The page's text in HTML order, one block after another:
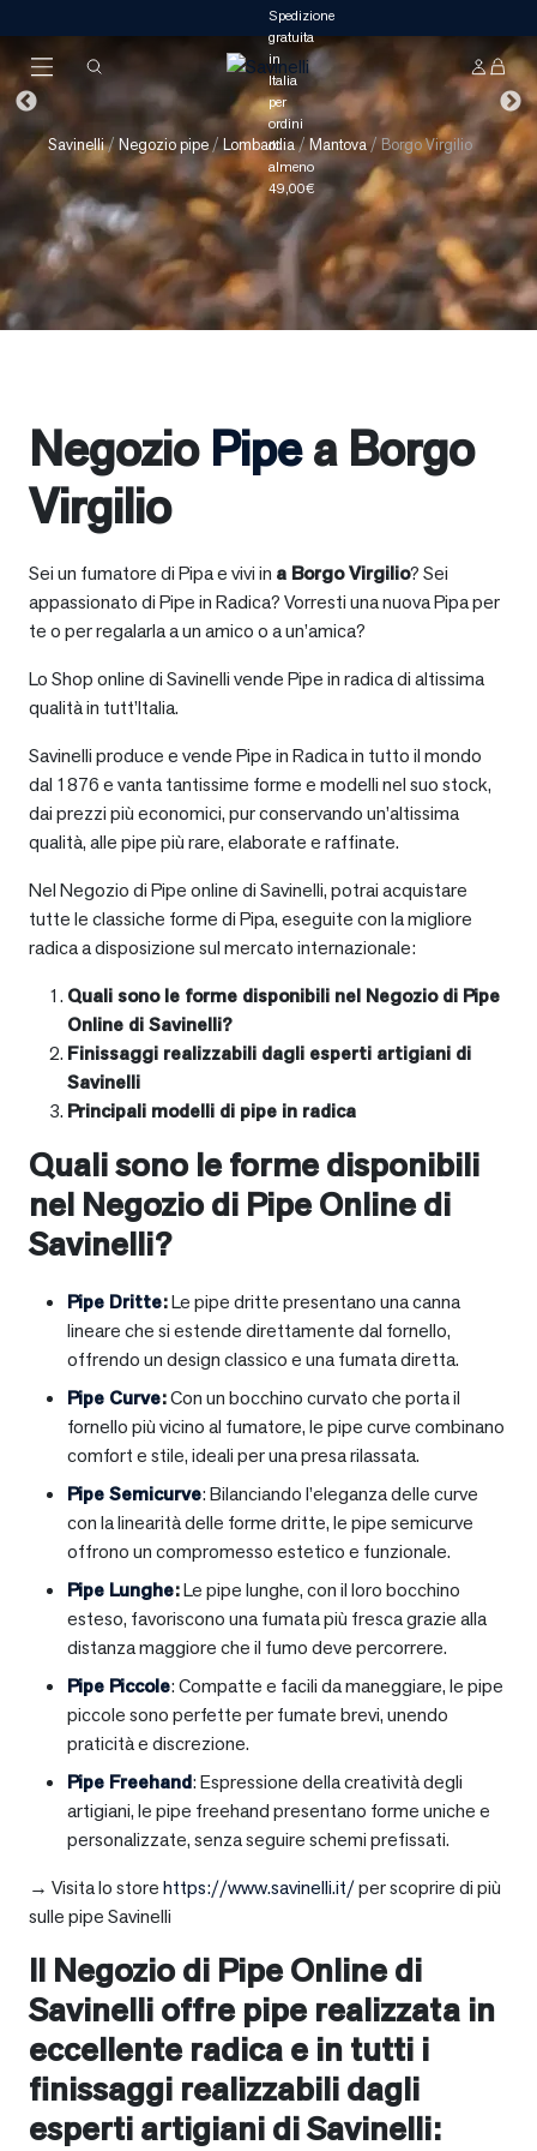
Savinelli/ Negozio pipe/Lombardia/Mantova/Borgo Virgilio
Negozio Pipea Borgo
Virgilio
Sei un fumatore di Pipa e vivi in a Borgo Virgilio? Sei
appassionato di Pipe in Radica? Vorresti una nuova Pipa per
te o per regalarla a un amico o a un’amica?
Lo Shop online di Savinelli vende Pipe in radica di altissima
qualità in tutt’Italia.
Savinelli produce e vende Pipe in Radica in tutto il mondo
dal 1876 e vanta tantissime forme e modelli nel suo stock,
dai prezzi più economici, pur conservando un’altissima
qualità, alle pipe più rare, elaborate e raffinate.
Nel Negozio di Pipe online di Savinelli, potrai acquistare
tutte le classiche forme di Pipa, eseguite con la migliore
radica a disposizione sul mercato internazionale:
Quali sono le forme disponibili nel Negozio di Pipe
Online di Savinelli?
Finissaggi realizzabili dagli esperti artigiani di
Savinelli
Principali modelli di pipe in radica
Quali sono le forme disponibili
nel Negozio di Pipe Online di
Savinelli?
Pipe Dritte:Le pipe dritte presentano una canna
lineare che si estende direttamente dal fornello,
offrendo un design classico e una fumata diretta.
Pipe Curve:Con un bocchino curvato che porta il
fornello più vicino al fumatore, le pipe curve combinano
comfort e stile, ideali per una presa rilassata.
Pipe Semicurve: Bilanciando l’eleganza delle curve
con la linearità delle forme dritte, le pipe semicurve
offrono un compromesso estetico e funzionale.
Pipe Lunghe:Le pipe lunghe, con il loro bocchino
esteso, favoriscono una fumata più fresca grazie alla
distanza maggiore che il fumo deve percorrere.
Pipe Piccole: Compatte e facili da maneggiare, le pipe
piccole sono perfette per fumate brevi, unendo
praticità e discrezione.
Pipe Freehand: Espressione della creatività degli
artigiani, le pipe freehand presentano forme uniche e
personalizzate, senza seguire schemi prefissati.
→ Visita lo storehttps://www.savinelli.it/per scoprire di più
sulle pipe Savinelli
Il Negozio di Pipe Online di
Savinelli offre pipe realizzata in
eccellente radica e in tutti i
finissaggi realizzabili dagli
esperti artigiani di Savinelli: